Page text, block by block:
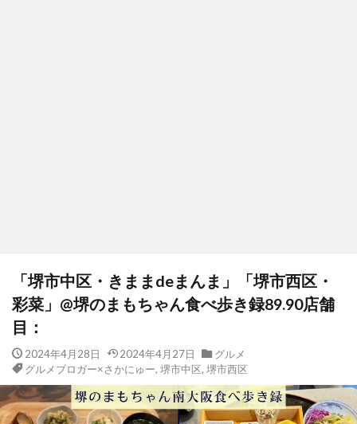
「堺市中区・きままdeまんま」「堺市西区・
彩菜」@堺のまもちゃん食べ歩き録89.90店舗
目：
2024年4月28日 2024年4月27日
グルメ
グルメブロガー×さかにゅー, 堺市中区, 堺市西区